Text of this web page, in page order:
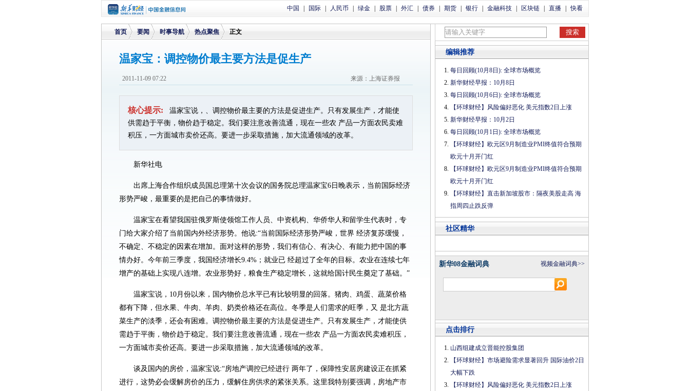
中国 国际 人民币 绿金 股票 外汇 债券 期货 银行 金融科技 区块链 直播 快看
首页
>
要闻
>
时事导航 热点聚焦 正文
温家宝：调控物价最主要方法是促生产
来源：上海证券报
2011-11-09 07:22
核心提示:
温家宝说，、调控物价最主要的方法是促进生产。只有发展生产，才能使
供需趋于平衡，物价趋于稳定。我们要注意改善流通，现在一些农 产品一方面农民卖难
积压，一方面城市卖价还高。要进一步采取措施，加大流通领域的改革。
新华社电
出席上海合作组织成员国总理第十次会议的国务院总理温家宝6日晚表示，当前国际经济
形势严峻，最重要的是把自己的事情做好。
温家宝在看望我国驻俄罗斯使领馆工作人员、中资机构、华侨华人和留学生代表时，专
门给大家介绍了当前国内外经济形势。他说:“当前国际经济形势严峻，世界 经济复苏缓慢，
不确定、不稳定的因素在增加。面对这样的形势，我们有信心、有决心、有能力把中国的事
情办好。今年前三季度，我国经济增长9.4%；就业已 经超过了全年的目标。农业在连续七年
增产的基础上实现八连增。农业形势好，粮食生产稳定增长，这就给国计民生奠定了基础。”
温家宝说，10月份以来，国内物价总水平已有比较明显的回落。猪肉、鸡蛋、蔬菜价格
都有下降，但水果、牛肉、羊肉、奶类价格还在高位。冬季是人们需求的旺季，又 是北方蔬
菜生产的淡季，还会有困难。调控物价最主要的方法是促进生产。只有发展生产，才能使供
需趋于平衡，物价趋于稳定。我们要注意改善流通，现在一些农 产品一方面农民卖难积压，
一方面城市卖价还高。要进一步采取措施，加大流通领域的改革。
谈及国内的房价，温家宝说:“房地产调控已经进行 两年了，保障性安居房建设正在抓紧
进行，这势必会缓解房价的压力，缓解住房供求的紧张关系。这里我特别要强调，房地产市
编辑推荐
每日回顾(10月8日): 全球市场概览
新华财经早报：10月8日
每日回顾(10月6日): 全球市场概览
【环球财经】风险偏好恶化 美元指数2日上涨
新华财经早报：10月2日
每日回顾(10月1日): 全球市场概览
【环球财经】欧元区9月制造业PMI终值符合预期
欧元十月开门红
【环球财经】欧元区9月制造业PMI终值符合预期
欧元十月开门红
【环球财经】直击新加坡股市：隔夜美股走高 海
指周四止跌反弹
社区精华
新华08金融词典 视频金融词典>>
点击排行
山西组建成立晋能控股集团
【环球财经】市场避险需求显著回升 国际油价2日
大幅下跌
【环球财经】风险偏好恶化 美元指数2日上涨